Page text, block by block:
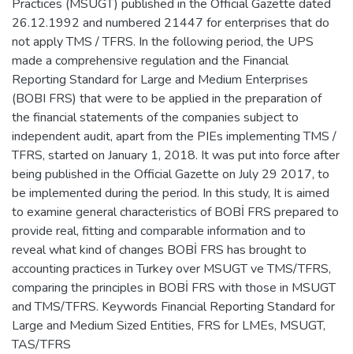
Practices (MSUGT) published in the Official Gazette dated
26.12.1992 and numbered 21447 for enterprises that do
not apply TMS / TFRS. In the following period, the UPS
made a comprehensive regulation and the Financial
Reporting Standard for Large and Medium Enterprises
(BOBI FRS) that were to be applied in the preparation of
the financial statements of the companies subject to
independent audit, apart from the PIEs implementing TMS /
TFRS, started on January 1, 2018. It was put into force after
being published in the Official Gazette on July 29 2017, to
be implemented during the period. In this study, It is aimed
to examine general characteristics of BOBİ FRS prepared to
provide real, fitting and comparable information and to
reveal what kind of changes BOBİ FRS has brought to
accounting practices in Turkey over MSUGT ve TMS/TFRS,
comparing the principles in BOBİ FRS with those in MSUGT
and TMS/TFRS. Keywords Financial Reporting Standard for
Large and Medium Sized Entities, FRS for LMEs, MSUGT,
TAS/TFRS